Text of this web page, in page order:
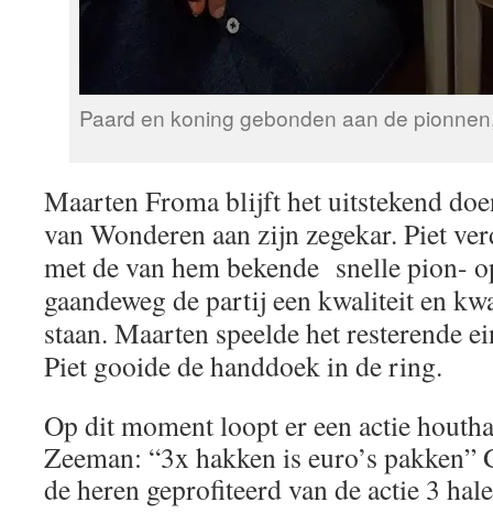
Paard en koning gebonden aan de
Maarten Froma blijft het uitstekend
van Wonderen aan zijn zegekar. Piet
met de van hem bekende snelle pion-
gaandeweg de partij een kwaliteit en
staan. Maarten speelde het resterende
Piet gooide de handdoek in de ring.
Op dit moment loopt er een actie
Zeeman: “3x hakken is euro’s pakken”
de heren geprofiteerd van de actie 3